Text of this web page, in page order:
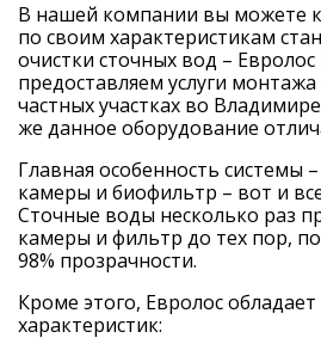
В нашей компании вы можете
по своим характеристикам
очистки сточных вод –
предоставляем услуги
частных участках во
же данное оборудование
Главная особенность системы
камеры и биофильтр – вот и
Сточные воды несколько раз
камеры и фильтр до тех пор,
98% прозрачности.
Кроме этого, Евролос
характеристик: